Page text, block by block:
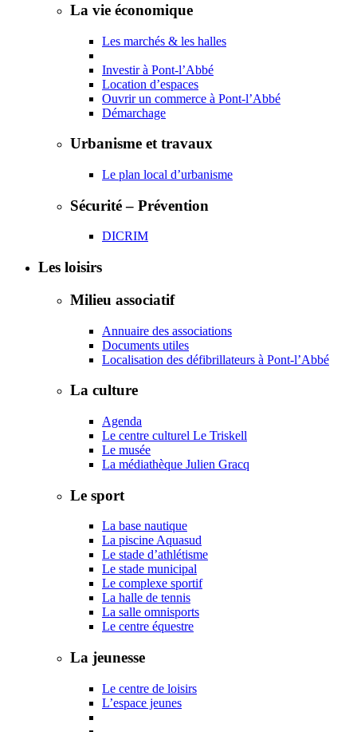
La vie économique
Les marchés & les halles
Investir à Pont-l’Abbé
Location d’espaces
Ouvrir un commerce à Pont-l’Abbé
Démarchage
Urbanisme et travaux
Le plan local d’urbanisme
Sécurité – Prévention
DICRIM
Les loisirs
Milieu associatif
Annuaire des associations
Documents utiles
Localisation des défibrillateurs à Pont-l’Abbé
La culture
Agenda
Le centre culturel Le Triskell
Le musée
La médiathèque Julien Gracq
Le sport
La base nautique
La piscine Aquasud
Le stade d’athlétisme
Le stade municipal
Le complexe sportif
La halle de tennis
La salle omnisports
Le centre équestre
La jeunesse
Le centre de loisirs
L’espace jeunes